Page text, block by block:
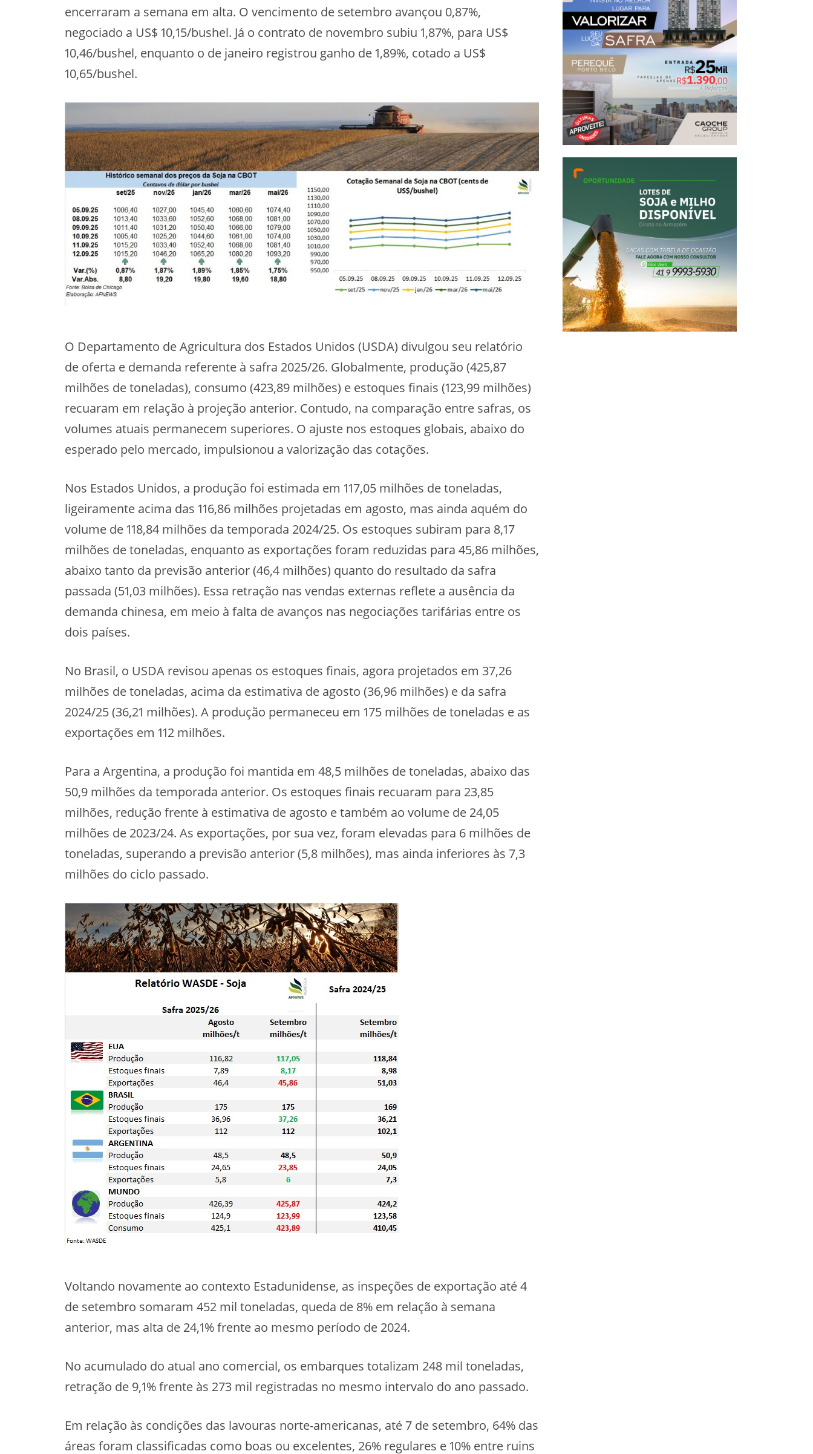
encerraram a semana em alta. O vencimento de setembro avançou 0,87%,
negociado a US$ 10,15/bushel. Já o contrato de novembro subiu 1,87%, para US$
10,46/bushel, enquanto o de janeiro registrou ganho de 1,89%, cotado a US$
10,65/bushel.
O Departamento de Agricultura dos Estados Unidos (USDA) divulgou seu relatório
de oferta e demanda referente à safra 2025/26. Globalmente, produção (425,87
milhões de toneladas), consumo (423,89 milhões) e estoques finais (123,99 milhões)
recuaram em relação à projeção anterior. Contudo, na comparação entre safras, os
volumes atuais permanecem superiores. O ajuste nos estoques globais, abaixo do
esperado pelo mercado, impulsionou a valorização das cotações.
Nos Estados Unidos, a produção foi estimada em 117,05 milhões de toneladas,
ligeiramente acima das 116,86 milhões projetadas em agosto, mas ainda aquém do
volume de 118,84 milhões da temporada 2024/25. Os estoques subiram para 8,17
milhões de toneladas, enquanto as exportações foram reduzidas para 45,86 milhões,
abaixo tanto da previsão anterior (46,4 milhões) quanto do resultado da safra
passada (51,03 milhões). Essa retração nas vendas externas reflete a ausência da
demanda chinesa, em meio à falta de avanços nas negociações tarifárias entre os
dois países.
No Brasil, o USDA revisou apenas os estoques finais, agora projetados em 37,26
milhões de toneladas, acima da estimativa de agosto (36,96 milhões) e da safra
2024/25 (36,21 milhões). A produção permaneceu em 175 milhões de toneladas e as
exportações em 112 milhões.
Para a Argentina, a produção foi mantida em 48,5 milhões de toneladas, abaixo das
50,9 milhões da temporada anterior. Os estoques finais recuaram para 23,85
milhões, redução frente à estimativa de agosto e também ao volume de 24,05
milhões de 2023/24. As exportações, por sua vez, foram elevadas para 6 milhões de
toneladas, superando a previsão anterior (5,8 milhões), mas ainda inferiores às 7,3
milhões do ciclo passado.
Voltando novamente ao contexto Estadunidense, as inspeções de exportação até 4
de setembro somaram 452 mil toneladas, queda de 8% em relação à semana
anterior, mas alta de 24,1% frente ao mesmo período de 2024.
No acumulado do atual ano comercial, os embarques totalizam 248 mil toneladas,
retração de 9,1% frente às 273 mil registradas no mesmo intervalo do ano passado.
Em relação às condições das lavouras norte-americanas, até 7 de setembro, 64% das
áreas foram classificadas como boas ou excelentes, 26% regulares e 10% entre ruins